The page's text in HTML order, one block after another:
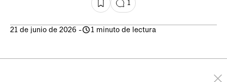
1
21 de junio de 2026 - 1 minuto de lectura